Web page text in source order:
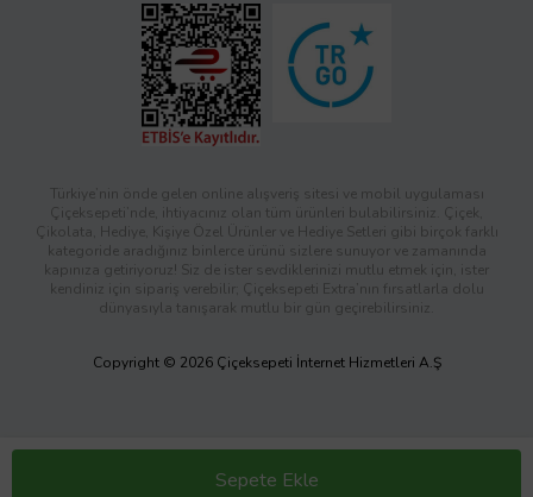
Sepete Ekle
Türkiye’nin önde gelen online alışveriş sitesi ve mobil uygulaması
Çiçeksepeti’nde, ihtiyacınız olan tüm ürünleri bulabilirsiniz. Çiçek,
Çikolata, Hediye, Kişiye Özel Ürünler ve Hediye Setleri gibi birçok farklı
kategoride aradığınız binlerce ürünü sizlere sunuyor ve zamanında
kapınıza getiriyoruz! Siz de ister sevdiklerinizi mutlu etmek için, ister
kendiniz için sipariş verebilir; Çiçeksepeti Extra’nın fırsatlarla dolu
dünyasıyla tanışarak mutlu bir gün geçirebilirsiniz.
Copyright © 2026 Çiçeksepeti İnternet Hizmetleri A.Ş